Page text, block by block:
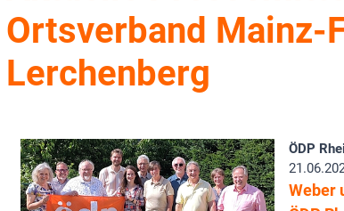
Ortsverband Mainz-
Lerchenberg
ÖDP
Weber